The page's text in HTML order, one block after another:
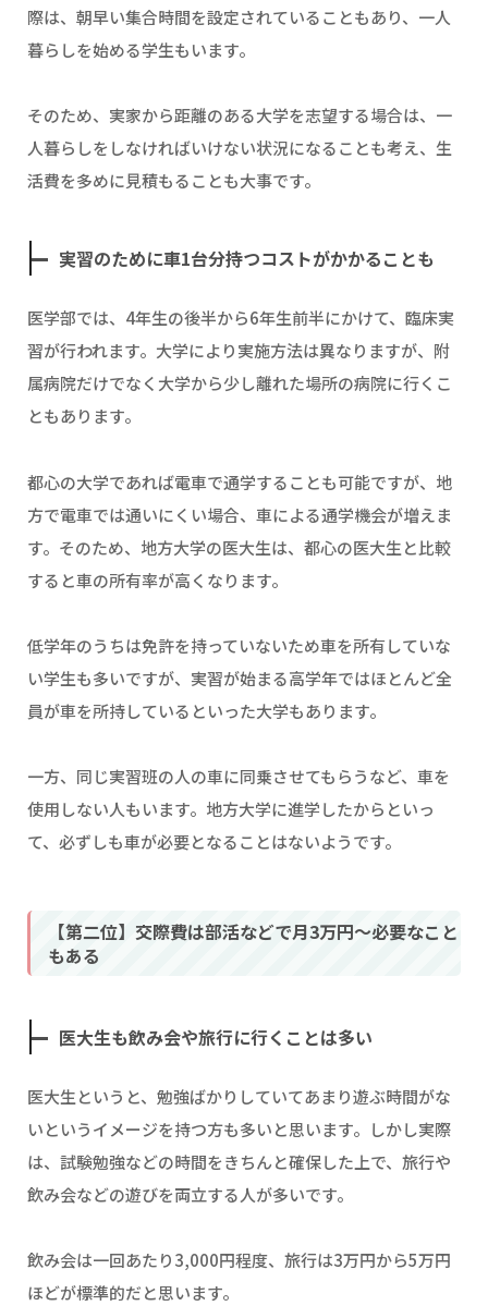
際は、朝早い集合時間を設定されていることもあり、一人
暮らしを始める学生もいます。
そのため、実家から距離のある大学を志望する場合は、一
人暮らしをしなければいけない状況になることも考え、生
活費を多めに見積もることも大事です。
実習のために車1台分持つコストがかかることも
医学部では、4年生の後半から6年生前半にかけて、臨床実
習が行われます。大学により実施方法は異なりますが、附
属病院だけでなく大学から少し離れた場所の病院に行くこ
ともあります。
都心の大学であれば電車で通学することも可能ですが、地
方で電車では通いにくい場合、車による通学機会が増えま
す。そのため、地方大学の医大生は、都心の医大生と比較
すると車の所有率が高くなります。
低学年のうちは免許を持っていないため車を所有していな
い学生も多いですが、実習が始まる高学年ではほとんど全
員が車を所持しているといった大学もあります。
一方、同じ実習班の人の車に同乗させてもらうなど、車を
使用しない人もいます。地方大学に進学したからといっ
て、必ずしも車が必要となることはないようです。
【第二位】交際費は部活などで月3万円〜必要なこと
もある
医大生も飲み会や旅行に行くことは多い
医大生というと、勉強ばかりしていてあまり遊ぶ時間がな
いというイメージを持つ方も多いと思います。しかし実際
は、試験勉強などの時間をきちんと確保した上で、旅行や
飲み会などの遊びを両立する人が多いです。
飲み会は一回あたり3,000円程度、旅行は3万円から5万円
ほどが標準的だと思います。